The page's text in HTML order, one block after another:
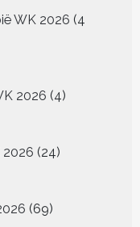
WK 2026 4
2026 4
producten
2026 24
producten
69
producten